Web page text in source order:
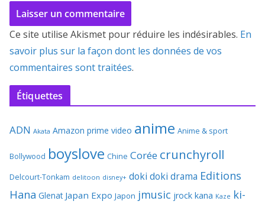
Ce site utilise Akismet pour réduire les indésirables. En
savoir plus sur la façon dont les données de vos
commentaires sont traitées.
Étiquettes
ADN Akata Amazon prime video anime Anime & sport
Bollywood boyslove Chine Corée crunchyroll
Delcourt-Tonkam delitoon disney+ doki doki drama Editions
Hana Glenat Japan Expo Japon jmusic jrock kana Kaze ki-